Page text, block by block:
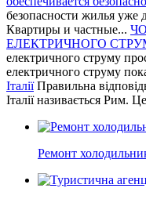
безопасности жилья уже
Квартиры и частные...
ЕЛЕКТРИЧНОГО
електричного струму
електричного струму
Італії Правильна
Італії називається Рим.
Ремонт